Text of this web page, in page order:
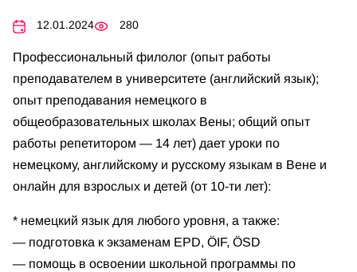
12.01.2024 280
Профессиональный филолог (опыт работы
преподавателем в университете (английский язык);
опыт преподавания немецкого в
общеобразовательных школах Вены; общий опыт
работы репетитором — 14 лет) дает уроки по
немецкому, английскому и русскому языкам в Вене и
онлайн для взрослых и детей (от 10-ти лет):
* немецкий язык для любого уровня, а также:
— подготовка к экзаменам EPD, ÖIF, ÖSD
— помощь в освоении школьной программы по